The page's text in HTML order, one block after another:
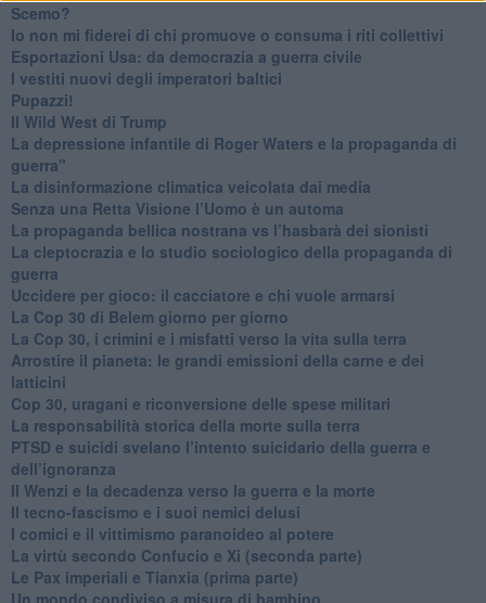
Scemo?
​Io non mi fiderei di chi promuove o consuma i riti collettivi
Esportazioni Usa: da democrazia a guerra civile
​I vestiti nuovi degli imperatori baltici
​Pupazzi!
​Il Wild West di Trump
​La depressione infantile di Roger Waters e la propaganda di
guerra"
​La disinformazione climatica veicolata dai media
Senza una Retta Visione l’Uomo è un automa
​La propaganda bellica nostrana vs l’hasbarà dei sionisti
​La cleptocrazia e lo studio sociologico della propaganda di
guerra
​Uccidere per gioco: il cacciatore e chi vuole armarsi
​La Cop 30 di Belem giorno per giorno
La Cop 30, i crimini e i misfatti verso la vita sulla terra
Arrostire il pianeta: le grandi emissioni della carne e dei
latticini
​Cop 30, uragani e riconversione delle spese militari
La responsabilità storica della morte sulla terra
PTSD e suicidi svelano l’intento suicidario della guerra e
dell’ignoranza
Il Wenzi e la decadenza verso la guerra e la morte
​Il tecno-fascismo e i suoi nemici delusi
​I comici e il vittimismo paranoideo al potere
​La virtù secondo Confucio e Xi (seconda parte)
Le Pax imperiali e Tianxia (prima parte)
Un mondo condiviso a misura di bambino